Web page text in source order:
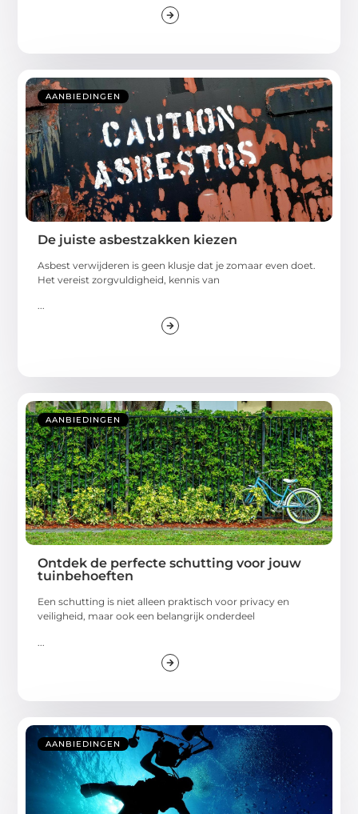
AANBIEDINGEN
De juiste asbestzakken kiezen
Asbest verwijderen is geen klusje dat je zomaar even doet.
Het vereist zorgvuldigheid, kennis van
...
AANBIEDINGEN
Ontdek de perfecte schutting voor jouw
tuinbehoeften
Een schutting is niet alleen praktisch voor privacy en
veiligheid, maar ook een belangrijk onderdeel
AANBIEDINGEN